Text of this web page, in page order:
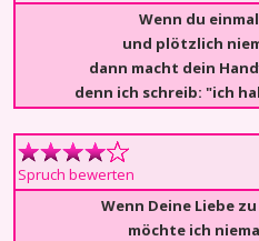
Wenn du
und plötzlich
dann macht dein
denn ich schreib: "ich
Spruch bewerten
Wenn Deine Liebe
möchte ich